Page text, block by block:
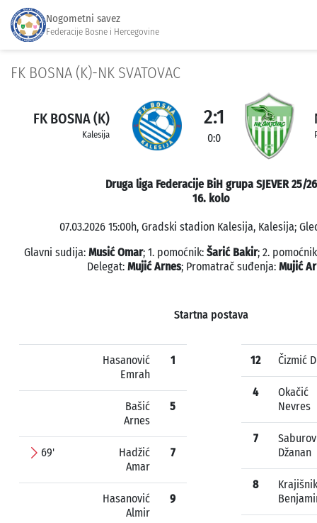
Nogometni savez
Federacije Bosne i Hercegovine
FK BOSNA (K)-NK SVATOVAC
FK BOSNA (K)
Kalesija
2:1
0:0
Druga liga Federacije BiH grupa SJEVER 25/26
16. kolo
07.03.2026 15:00h, Gradski stadion Kalesija, Kalesija;
Glavni sudija: Musić Omar; 1. pomoćnik: Šarić Bakir; 2.
Delegat: Mujić Arnes; Promatrač suđenja: Mujić
Startna postava
Hasanović
Emrah
1
Bašić
Arnes
5
69'
Hadžić
Amar
7
Hasanović
Almir
9
12 Čizmić
4
Okačić
Nevres
7
Džanan
8
Krajišnik